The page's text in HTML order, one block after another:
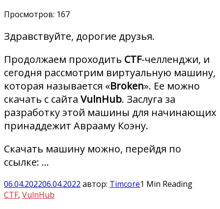
Просмотров: 167
Здравствуйте, дорогие друзья.
Продолжаем проходить CTF-челленджи, и
сегодня рассмотрим виртуальную машину,
которая называется «Broken». Ее можно
скачать с сайта VulnHub. Заслуга за
разработку этой машины для начинающих
принаддежит Аврааму Коэну.
Скачать машину можно, перейдя по
ссылке: …
06.04.202206.04.2022 автор: Timcore1 Min Reading
CTF, VulnHub